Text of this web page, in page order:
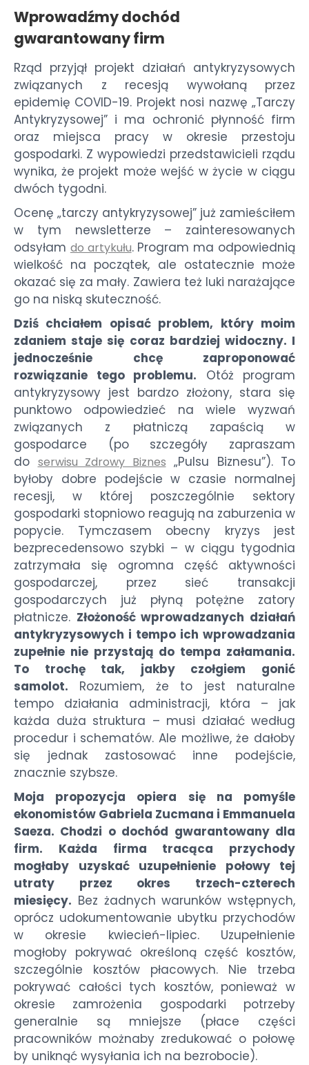
Wprowadźmy dochód
gwarantowany firm
Rząd przyjął projekt działań antykryzysowych
związanych z recesją wywołaną przez
epidemię COVID-19. Projekt nosi nazwę „Tarczy
Antykryzysowej” i ma ochronić płynność firm
oraz miejsca pracy w okresie przestoju
gospodarki. Z wypowiedzi przedstawicieli rządu
wynika, że projekt może wejść w życie w ciągu
dwóch tygodni.
Ocenę „tarczy antykryzysowej” już zamieściłem
w tym newsletterze – zainteresowanych
odsyłam do artykułu. Program ma odpowiednią
wielkość na początek, ale ostatecznie może
okazać się za mały. Zawiera też luki narażające
go na niską skuteczność.
Dziś chciałem opisać problem, który moim
zdaniem staje się coraz bardziej widoczny. I
jednocześnie chcę zaproponować
rozwiązanie tego problemu. Otóż program
antykryzysowy jest bardzo złożony, stara się
punktowo odpowiedzieć na wiele wyzwań
związanych z płatniczą zapaścią w
gospodarce (po szczegóły zapraszam
do serwisu Zdrowy Biznes „Pulsu Biznesu”). To
byłoby dobre podejście w czasie normalnej
recesji, w której poszczególnie sektory
gospodarki stopniowo reagują na zaburzenia w
popycie. Tymczasem obecny kryzys jest
bezprecedensowo szybki – w ciągu tygodnia
zatrzymała się ogromna część aktywności
gospodarczej, przez sieć transakcji
gospodarczych już płyną potężne zatory
płatnicze. Złożoność wprowadzanych działań
antykryzysowych i tempo ich wprowadzania
zupełnie nie przystają do tempa załamania.
To trochę tak, jakby czołgiem gonić
samolot. Rozumiem, że to jest naturalne
tempo działania administracji, która – jak
każda duża struktura – musi działać według
procedur i schematów. Ale możliwe, że dałoby
się jednak zastosować inne podejście,
znacznie szybsze.
Moja propozycja opiera się na pomyśle
ekonomistów Gabriela Zucmana i Emmanuela
Saeza. Chodzi o dochód gwarantowany dla
firm. Każda firma tracąca przychody
mogłaby uzyskać uzupełnienie połowy tej
utraty przez okres trzech-czterech
miesięcy. Bez żadnych warunków wstępnych,
oprócz udokumentowanie ubytku przychodów
w okresie kwiecień-lipiec. Uzupełnienie
mogłoby pokrywać określoną część kosztów,
szczególnie kosztów płacowych. Nie trzeba
pokrywać całości tych kosztów, ponieważ w
okresie zamrożenia gospodarki potrzeby
generalnie są mniejsze (płace części
pracowników możnaby zredukować o połowę
by uniknąć wysyłania ich na bezrobocie).